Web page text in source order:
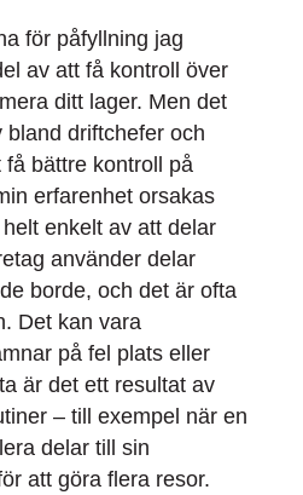
för påfyllning jag
av att få kontroll över
ditt lager. Men det
driftchefer och
bättre kontroll på
erfarenhet orsakas
enkelt av att delar
använder delar
borde, och det är ofta
Det kan vara
på fel plats eller
är det ett resultat av
– till exempel när en
delar till sin
att göra flera resor.